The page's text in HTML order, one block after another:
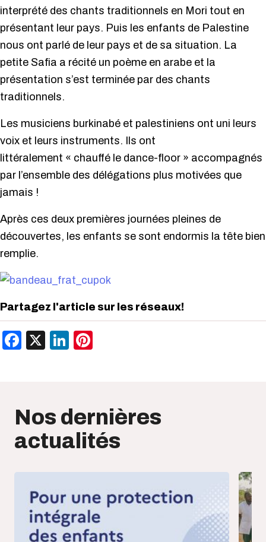
interprété des chants traditionnels en Mori tout en
présentant leur pays. Puis les enfants de Palestine
nous ont parlé de leur pays et de sa situation. La
petite Safia a récité un poème en arabe et la
présentation s’est terminée par des chants
traditionnels.
Les musiciens burkinabé et palestiniens ont uni leurs
voix et leurs instruments. Ils ont
littéralement « chauffé le dance-floor » accompagnés
par l’ensemble des délégations plus motivées que
jamais !
Après ces deux premières journées pleines de
découvertes, les enfants se sont endormis la tête bien
remplie.
Partagez l'article sur les réseaux!
Facebook
X LinkedIn
Nos dernières
actualités